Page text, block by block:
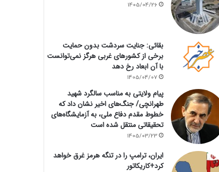
1405/04/26
بقائی: جنایت سردشت بدون حمایت
برخی از کشورهای غربی هرگز نمی‌توانست
با آن ابعاد رخ دهد
1405/04/07
پیام ولایتی به مناسب سالگرد شهید
طهرانچی/ جنگ‌های اخیر نشان داد که
خطوط مقدم دفاع ملی، به آزمایشگاه‌های
تحقیقاتی منتقل شده است
1405/03/23
ایران، ترامپ را در تنگه هرمز غرق خواهد
کرد+کاریکاتور